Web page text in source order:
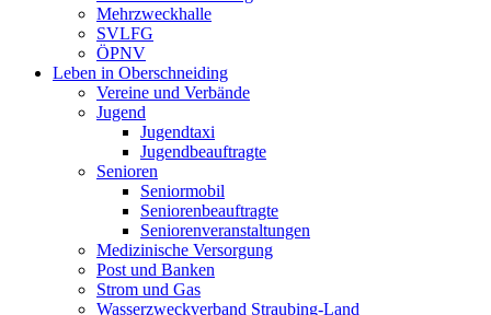
Mehrzweckhalle
SVLFG
ÖPNV
Leben in Oberschneiding
Vereine und Verbände
Jugend
Jugendtaxi
Jugendbeauftragte
Senioren
Seniormobil
Seniorenbeauftragte
Seniorenveranstaltungen
Medizinische Versorgung
Post und Banken
Strom und Gas
Wasserzweckverband Straubing-Land